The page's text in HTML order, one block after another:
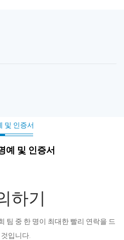
및 인증서
예 및 인증서
하기
팀 중 한 명이 최대한 빨리 연락을 드
입니다.